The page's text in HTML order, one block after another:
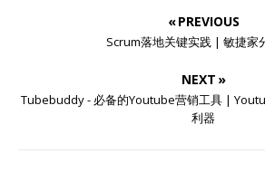
« PREVIOUS
Scrum落地关键实践 | 敏捷家
NEXT »
Tubebuddy - 必备的Youtube营销工具 |
利器